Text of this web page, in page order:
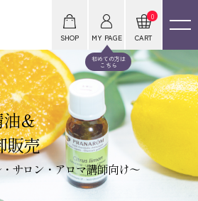
SHOP
初めての方は
こちら
MY PAGE
0
CART
＆
販売
サロン・アロマ講師向け～